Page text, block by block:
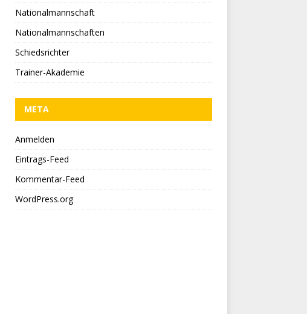
Nationalmannschaft
Nationalmannschaften
Schiedsrichter
Trainer-Akademie
META
Anmelden
Eintrags-Feed
Kommentar-Feed
WordPress.org